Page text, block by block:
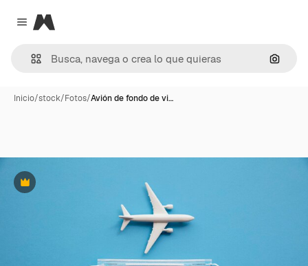
Close menu
Magnific
Inicio/stock/Fotos/Avión de fondo de vi…
Premium